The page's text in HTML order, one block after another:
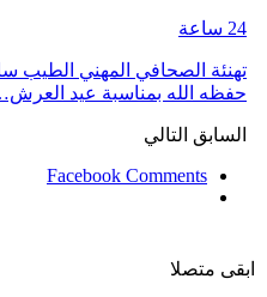
24 ساعة
تهنئة الصحافي المهني الطيب
حفظه الله بمناسبة عيد
السابق التالي
Facebook Comments
ابقى متصلا